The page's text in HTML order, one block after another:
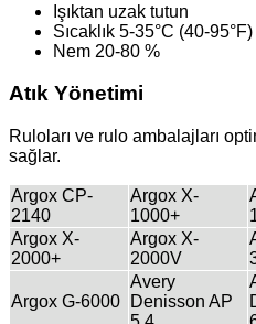
Işıktan uzak tutun
Sıcaklık 5-35°C (40-95°F)
Nem 20-80 %
Atık Yönetimi
Ruloları ve rulo ambalajları
sağlar.
Argox CP-
2140
Argox X-
1000+
Argox X-
2000+
Argox X-
2000V
Argox G-6000
Avery
Denisson AP